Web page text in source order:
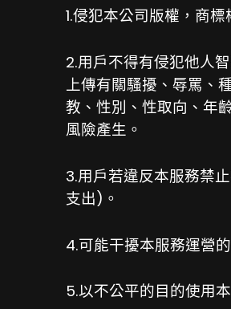
1.侵犯本公司版權，商
2.用戶不得有侵犯他人
上傳有關騷擾、辱罵、
教、性別、性取向、年
風險產生。
3.用戶若違反本服務禁
支出)。
4.可能干擾本服務運營
5.以不公平的目的使用